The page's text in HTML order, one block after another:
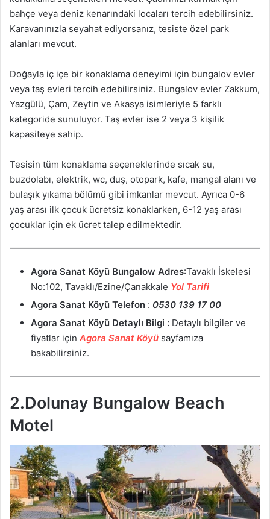
bahçe veya deniz kenarındaki locaları tercih edebilirsiniz.
Karavanınızla seyahat ediyorsanız, tesiste özel park
alanları mevcut.
Doğayla iç içe bir konaklama deneyimi için bungalov evler
veya taş evleri tercih edebilirsiniz. Bungalov evler Zakkum,
Yazgülü, Çam, Zeytin ve Akasya isimleriyle 5 farklı
kategoride sunuluyor. Taş evler ise 2 veya 3 kişilik
kapasiteye sahip.
Tesisin tüm konaklama seçeneklerinde sıcak su,
buzdolabı, elektrik, wc, duş, otopark, kafe, mangal alanı ve
bulaşık yıkama bölümü gibi imkanlar mevcut. Ayrıca 0-6
yaş arası ilk çocuk ücretsiz konaklarken, 6-12 yaş arası
çocuklar için ek ücret talep edilmektedir.
Agora Sanat Köyü Bungalow Adres:Tavaklı İskelesi
No:102, Tavaklı/Ezine/Çanakkale Yol Tarifi
Agora Sanat Köyü Telefon : 0530 139 17 00
Agora Sanat Köyü Detaylı Bilgi : Detaylı bilgiler ve
fiyatlar için Agora Sanat Köyü sayfamıza
bakabilirsiniz.
2.Dolunay Bungalow Beach
Motel